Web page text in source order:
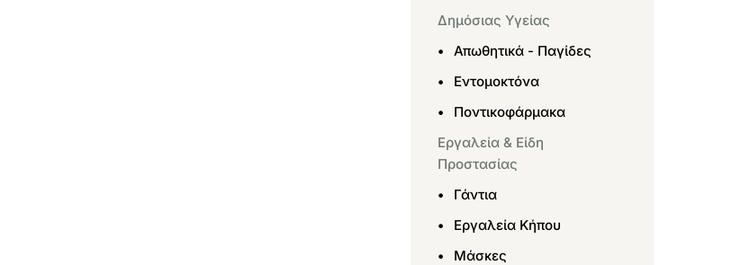
Δημόσιας Υγείας
Απωθητικά - Παγίδες
Εντομοκτόνα
Ποντικοφάρμακα
Εργαλεία & Είδη
Προστασίας
Γάντια
Εργαλεία Κήπου
Μάσκες